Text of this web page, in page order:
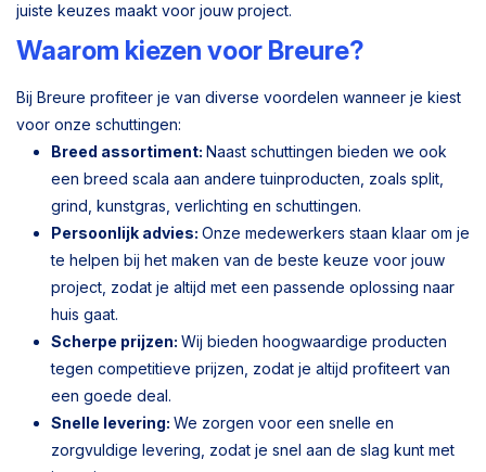
juiste keuzes maakt voor jouw project.
Waarom kiezen voor Breure?
Bij Breure profiteer je van diverse voordelen wanneer je kiest
voor onze schuttingen:
Breed assortiment: Naast schuttingen bieden we ook
een breed scala aan andere tuinproducten, zoals split,
grind, kunstgras, verlichting en schuttingen.
Persoonlijk advies: Onze medewerkers staan klaar om je
te helpen bij het maken van de beste keuze voor jouw
project, zodat je altijd met een passende oplossing naar
huis gaat.
Scherpe prijzen: Wij bieden hoogwaardige producten
tegen competitieve prijzen, zodat je altijd profiteert van
een goede deal.
Snelle levering: We zorgen voor een snelle en
zorgvuldige levering, zodat je snel aan de slag kunt met